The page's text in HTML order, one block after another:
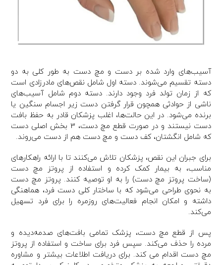
آسیب‌های وارد شده بر دست و مچ دست به طور کلی به دو
دسته تقسیم می‌شوند. دسته اول شامل نقص‌های مادرزادی است
که از زمان تولد فرد وجود دارند. دسته دوم شامل آسیب‌های
ناشی از حوادثی همچون قرار گرفتن دست زیر اجسام سنگین یا
برنده می‌شود. در این حالت‌ها، اغلب پزشکان قادر به حفظ بافت
دست نیستند و در صورت قطع مچ دست، 3 بخش اصلی دست
که شامل انگشتان، کف دست و مچ دست هم از دست می‌روند.
برای جبران این نقص، پزشکان تلاش می‌کنند تا با ارائه راهکارهای
مناسب، به بیمار کمک کرده و استفاده از پروتز مچ دست
(ساخت پروتز مچ دست) را به او توصیه کنند. پروتز مچ دست
به نحوی طراحی می‌شود که با ساختار کلی دست فرد، هماهنگی
داشته و امکان انجام فعالیت‌های روزمره را برای فرد تسهیل
می‌کند.
پس از قطع مچ دست، پزشک تمامی بافت‌های صدمه‌دیده و
مرده را حذف می‌کند. سپس فرد برای ساخت و استفاده از پروتز
مچ دست اقدام می کند. برای دریافت اطلاعات بیشتر و مشاوره